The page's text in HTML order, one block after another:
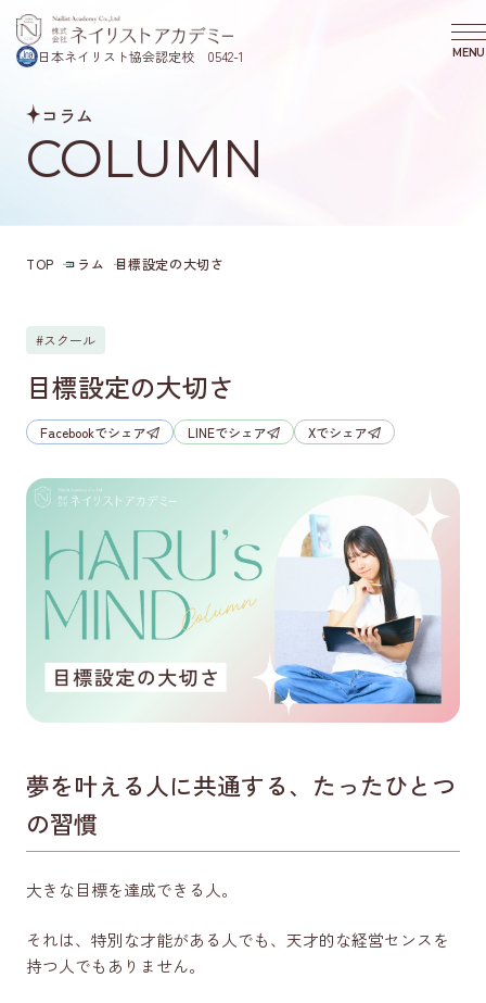
日本ネイリスト協会認定校 0542-1 MENU
COURSE
コース・プログラム
SCHOOL
REASON
選ばれる理由
VOICE
卒業生の声
COLUMN
コラム
COMPANY
LINEで質問する
コース一覧を見る
Instagram
（未経験からネイリストを目指す方向け）
公式Youtube
コラム
COLUMN
TOP コラム 目標設定の大切さ
#スクール
目標設定の大切さ
Facebookでシェア LINEでシェア Xでシェア
夢を叶える人に共通する、たったひとつ
の習慣
大きな目標を達成できる人。
それは、特別な才能がある人でも、天才的な経営センスを
持つ人でもありません。